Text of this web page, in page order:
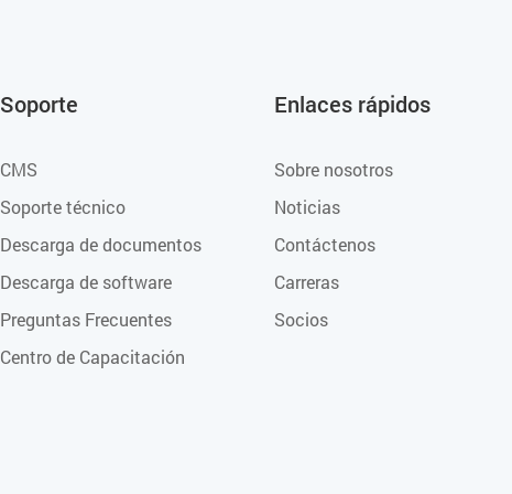
Soporte
CMS
Soporte técnico
Descarga de documentos
Descarga de software
Preguntas Frecuentes
Centro de Capacitación
Enlaces rápidos
Sobre nosotros
Noticias
Contáctenos
Carreras
Socios